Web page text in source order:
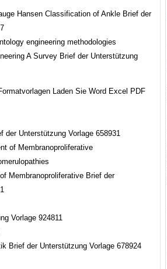
Hansen Classification of Ankle Brief der
A Survey Brief der Unterstützung
Laden Sie Word Excel PDF
der Unterstützung Vorlage 658931
Membranoproliferative Brief der
Vorlage 924811
Brief der Unterstützung Vorlage 678924